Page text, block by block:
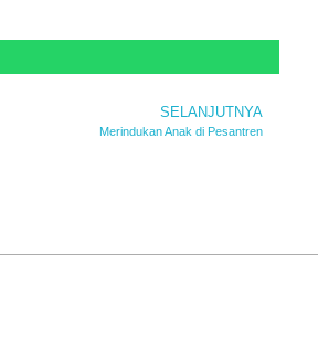
SELANJUTNYA
Merindukan Anak di Pesantren